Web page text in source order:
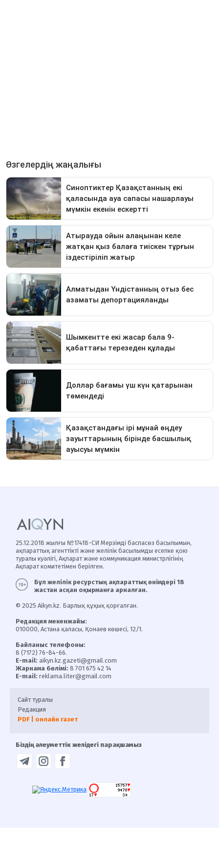
25.12.2018 жылғы №17418-СИ Мерзімді баспасөз басылымын,
ақпараттық агенттікті және желілік басылымды есепке қою
туралы куәлігі, Ақпарат және коммуникация министрлігінің
Ақпарат комитетімен берілген.
Бұл желілік ресурстың ақпараттық өнімдері 18
жастан асқан оқырманға арналған.
© 2025 Aikyn.kz. Барлық құқық қорғалған.
Редакция мекенжайы:
010000, Астана қаласы, Қонаев көшесі, 12/1.
Байланыс телефоны:
8 (7172) 76-84-66.
E-mail: aikyn.kz.gazeti@gmail.com
Жарнама бөлімі: 8 701 675 42 14
E-mail: reklama.liter@gmail.com
Сайт туралы
Редакция
PDF | онлайн газет
Біздің әлеуметтік желідегі парақшамыз